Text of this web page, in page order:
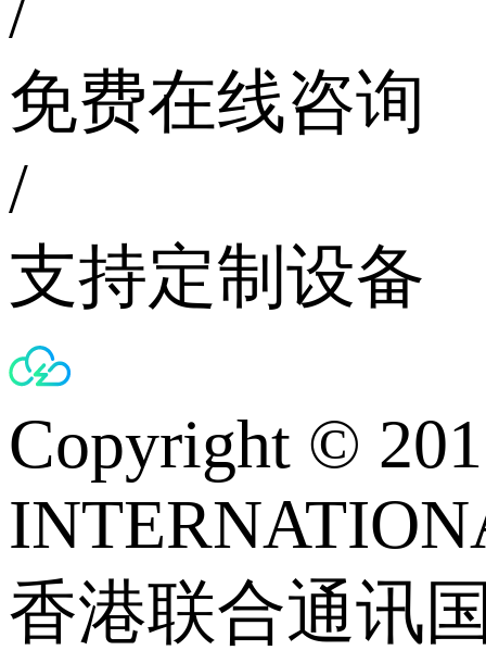
免费在线咨询
/
支持定制设备
Copyright ©
香港联合通讯